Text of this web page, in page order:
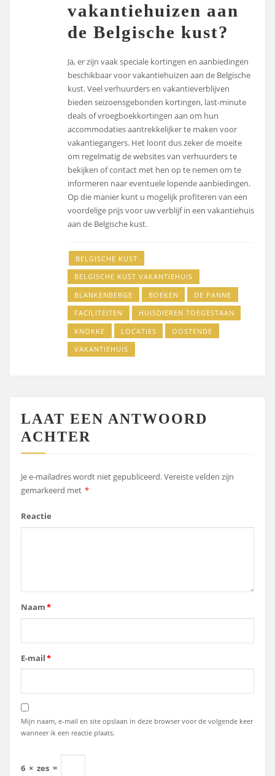
vakantiehuizen aan
de Belgische kust?
Ja, er zijn vaak speciale kortingen en aanbiedingen
beschikbaar voor vakantiehuizen aan de Belgische
kust. Veel verhuurders en vakantieverblijven
bieden seizoensgebonden kortingen, last-minute
deals of vroegboekkortingen aan om hun
accommodaties aantrekkelijker te maken voor
vakantiegangers. Het loont dus zeker de moeite
om regelmatig de websites van verhuurders te
bekijken of contact met hen op te nemen om te
informeren naar eventuele lopende aanbiedingen.
Op die manier kunt u mogelijk profiteren van een
voordelige prijs voor uw verblijf in een vakantiehuis
aan de Belgische kust.
BELGISCHE KUST
BELGISCHE KUST VAKANTIEHUIS
BLANKENBERGE
BOEKEN
DE PANNE
FACILITEITEN
HUISDIEREN TOEGESTAAN
KNOKKE
LOCATIES
OOSTENDE
VAKANTIEHUIS
LAAT EEN ANTWOORD
ACHTER
Je e-mailadres wordt niet gepubliceerd.Vereiste velden zijn
gemarkeerd met *
Reactie
Naam*
E-mail*
Mijn naam, e-mail en site opslaan in deze browser voor de volgende keer
wanneer ik een reactie plaats.
6 × zes =